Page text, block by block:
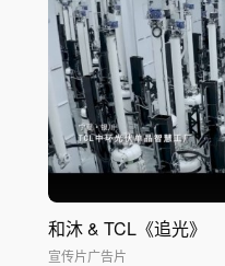
和沐 & TCL《追光》
宣传片广告片